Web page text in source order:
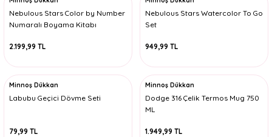
Nebulous Stars Color by Number
Numaralı Boyama Kitabı
2.199,99 TL
Nebulous Stars Watercolor To Go
Set
949,99 TL
Minnoş Dükkan
Labubu Geçici Dövme Seti
79,99 TL
Minnoş Dükkan
Dodge 316 Çelik Termos Mug 750
ML
1.949,99 TL